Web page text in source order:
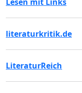
literaturkritik.de
LiteraturReich